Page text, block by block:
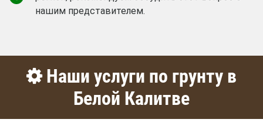
нашим представителем.
Наши услуги по грунту в
Белой Калитве